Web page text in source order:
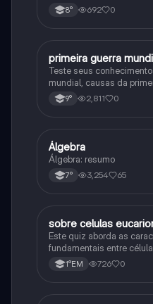
8° 692 0
História
primeira guerra
Teste seus
mundial, causas da
consequências da
primeira guerra mundial
9° 2,811 0
Matematica
Álgebra
Álgebra: resumo
7° 3,254 65
Biologia
sobre celulas
Este quiz aborda as
fundamentais entre
procariontes.
1°EM 726 0